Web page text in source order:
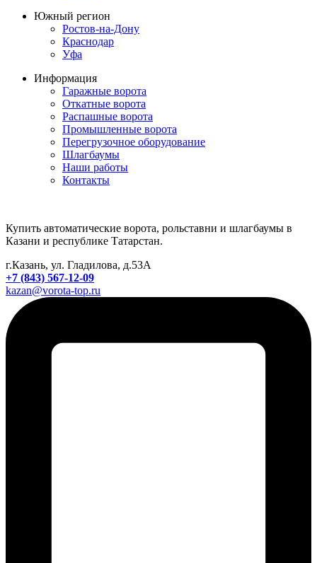
Южный регион
Ростов-на-Дону
Краснодар
Уфа
Информация
Гаражные ворота
Откатные ворота
Распашные ворота
Промышленные ворота
Перегрузочное оборудование
Шлагбаумы
Наши работы
Контакты
Купить автоматические ворота, рольставни и шлагбаумы в
Казани и республике Татарстан.
г.Казань, ул. Гладилова, д.53А
+7 (843) 567-12-09
kazan@vorota-top.ru